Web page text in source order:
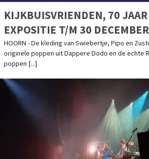
KIJKBUISVRIENDEN, 70
EXPOSITIE T/M 30
VAN DE 20E EEUW
HOORN - De kleding van Swiebertje, Pipo en
originele poppen uit Dappere Dodo en de echte
poppen [...]